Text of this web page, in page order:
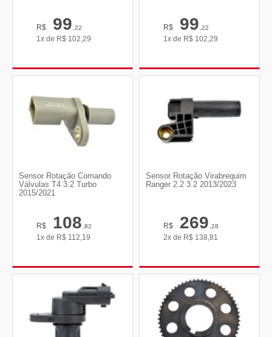
R$ 99,22
1x de R$ 102,29
R$ 99,22
1x de R$ 102,29
Sensor Rotação Comando
Válvulas T4 3.2 Turbo
2015/2021
R$ 108,82
1x de R$ 112,19
Sensor Rotação Virabrequim
Ranger 2.2 3.2 2013/2023
R$ 269,28
2x de R$ 138,81